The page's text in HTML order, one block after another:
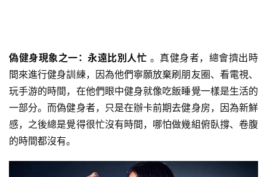
偽健身現象之一：永遠比別人忙 。真健身者，總會擠出時
間來進行健身訓練，因為他們寧願放棄刷朋友圈、看電視、
玩手游的時間，在他們眼中健身就像吃飯睡覺一樣是生活的
一部分。而偽健身者，只是在辦卡前期去健身房，因為新鮮
感，之後總是覺得很忙沒有時間，哪怕做幾組俯臥撐、卷腹
的時間都沒有。